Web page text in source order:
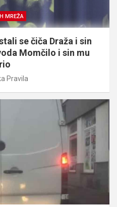
MREŽA
se čiča Draža i sin
Momčilo i sin mu
Pravila